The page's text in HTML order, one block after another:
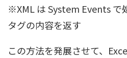
※XML は System Events で
タグの内容を返す
この方法を発展させて、